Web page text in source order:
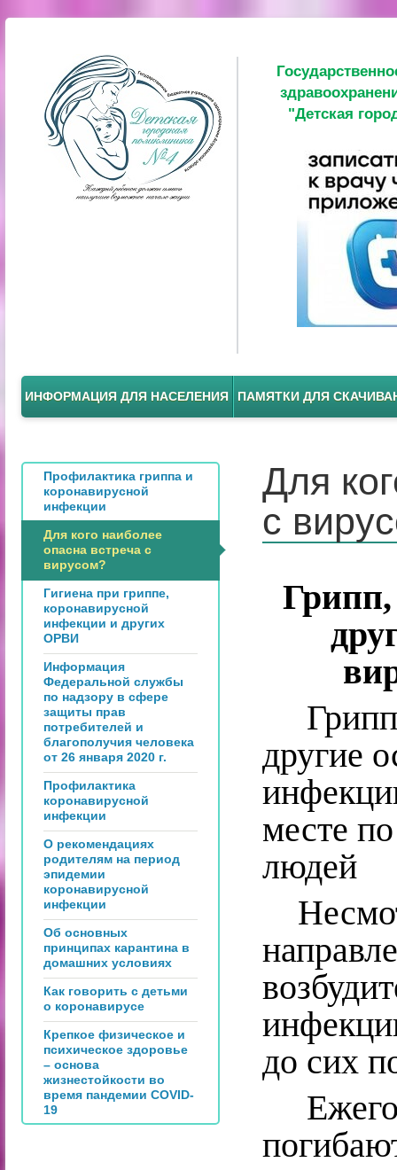
"Детская
ИНФОРМАЦИЯ ДЛЯ НАСЕЛЕНИЯ ПАМЯТКИ ДЛЯ
Профилактика гриппа и
коронавирусной
инфекции
Для кого наиболее
опасна встреча с
вирусом?
Гигиена при гриппе,
коронавирусной
инфекции и других
ОРВИ
Информация
Федеральной службы
по надзору в сфере
защиты прав
потребителей и
благополучия человека
от 26 января 2020 г.
Профилактика
коронавирусной
инфекции
О рекомендациях
родителям на период
эпидемии
коронавирусной
инфекции
Об основных
принципах карантина в
домашних условиях
Как говорить с детьми
о коронавирусе
Крепкое физическое и
психическое здоровье
– основа
жизнестойкости во
время пандемии COVID-
19
Для
с
Грипп,
Грипп,
другие
месте
людей
до сих